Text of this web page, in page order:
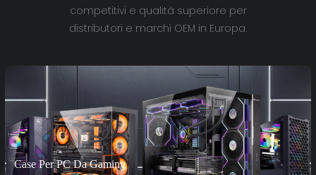
competitivi e qualità superiore per
distributori e marchi OEM in Europa.
Case Per PC Da Gaming